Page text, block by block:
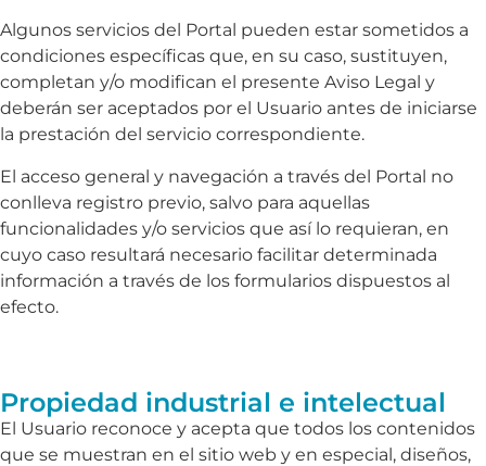
Algunos servicios del Portal pueden estar sometidos a
condiciones específicas que, en su caso, sustituyen,
completan y/o modifican el presente Aviso Legal y
deberán ser aceptados por el Usuario antes de iniciarse
la prestación del servicio correspondiente.
El acceso general y navegación a través del Portal no
conlleva registro previo, salvo para aquellas
funcionalidades y/o servicios que así lo requieran, en
cuyo caso resultará necesario facilitar determinada
información a través de los formularios dispuestos al
efecto.
Propiedad industrial e intelectual
El Usuario reconoce y acepta que todos los contenidos
que se muestran en el sitio web y en especial, diseños,